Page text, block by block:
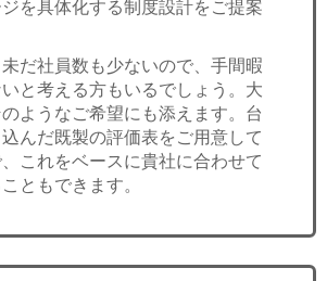
を具体化する制度設計をご提案
だ社員数も少ないので、手間暇
と考える方もいるでしょう。大
ようなご希望にも添えます。台
んだ既製の評価表をご用意して
これをベースに貴社に合わせて
ともできます。